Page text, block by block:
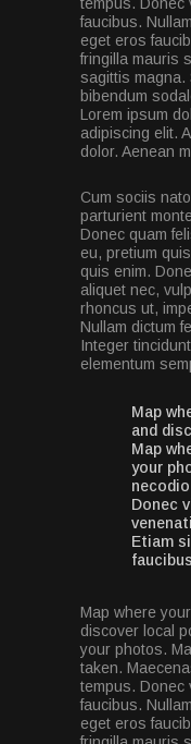
tempus. Donec
faucibus.
eget eros
fringilla mauris
sagittis magna.
bibendum
Lorem ipsum
adipiscing elit.
dolor. Aenean
Cum sociis
parturient
Donec quam
eu, pretium
quis enim.
aliquet nec,
rhoncus ut,
Nullam dictum
Integer
elementum
Map
and
Map
your
Donec
Etiam
Map where
discover local
your photos.
taken.
tempus. Donec
faucibus.
eget eros